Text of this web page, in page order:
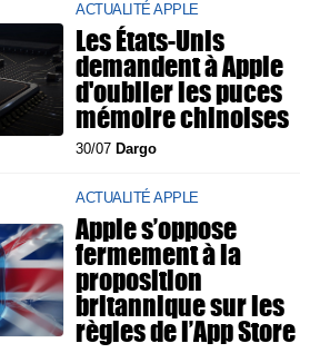
ACTUALITÉ APPLE
Les États-Unis
demandent à Apple
d'oublier les puces
mémoire chinoises
30/07 Dargo
ACTUALITÉ APPLE
Apple s’oppose
fermement à la
proposition
britannique sur les
règles de l’App Store